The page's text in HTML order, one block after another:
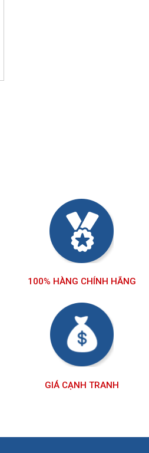
100% HÀNG CHÍNH HÃNG
GIÁ CẠNH TRANH